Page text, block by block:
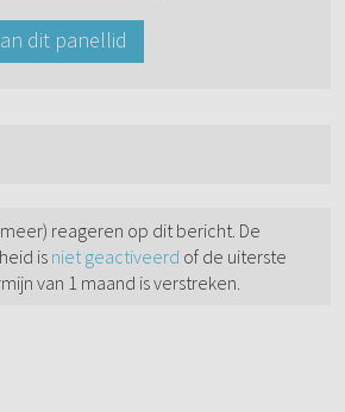
dit panellid
reageren op dit bericht. De
is niet geactiveerd of de uiterste
van 1 maand is verstreken.